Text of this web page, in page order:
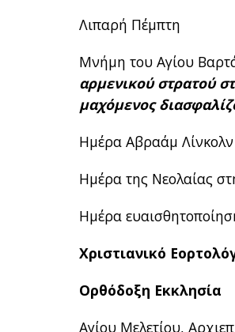
Λιπαρή Πέμπτη
Μνήμη του Αγίου
αρμενικού στρατού
μαχόμενος
Ημέρα Αβραάμ
Ημέρα της Νεολαίας
Ημέρα
Χριστιανικό
Ορθόδοξη Εκκλησία
Αγίου Μελετίου,